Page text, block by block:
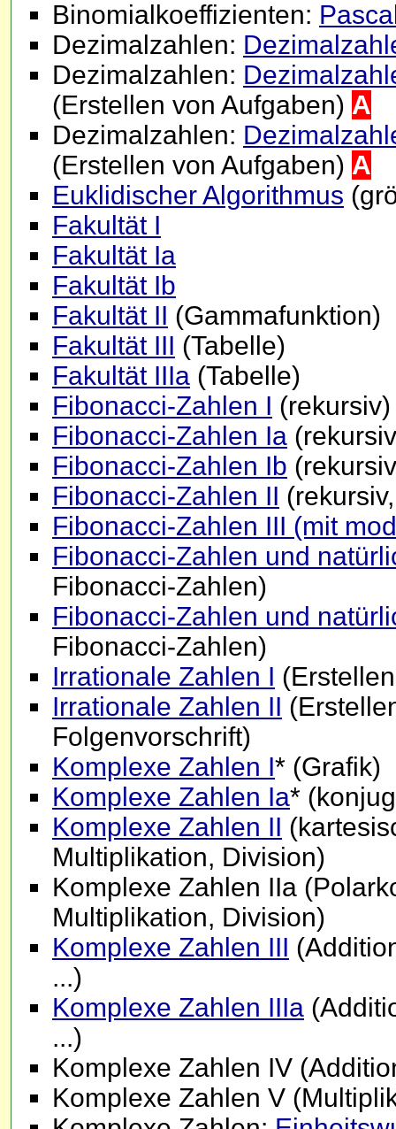
Binomialkoeffizienten:
Dezimalzahlen:
Dezimalzahlen:
(Erstellen von Aufgaben) A
Dezimalzahlen:
(Erstellen von Aufgaben) A
Euklidischer Algorithmus
Fakultät I
Fakultät Ia
Fakultät Ib
Fakultät II (Gammafunktion)
Fakultät III (Tabelle)
Fakultät IIIa (Tabelle)
Fibonacci-Zahlen I (rekursiv)
Fibonacci-Zahlen Ia
Fibonacci-Zahlen Ib
Fibonacci-Zahlen II
Fibonacci-Zahlen III (mit
Fibonacci-Zahlen und
Fibonacci-Zahlen)
Fibonacci-Zahlen und
Fibonacci-Zahlen)
Irrationale Zahlen I
Irrationale Zahlen II
Folgenvorschrift)
Komplexe Zahlen I* (Grafik)
Komplexe Zahlen Ia*
Komplexe Zahlen II
Multiplikation, Division)
Komplexe Zahlen IIa
Multiplikation, Division)
Komplexe Zahlen III
...)
Komplexe Zahlen IIIa
...)
Komplexe Zahlen IV
Komplexe Zahlen V